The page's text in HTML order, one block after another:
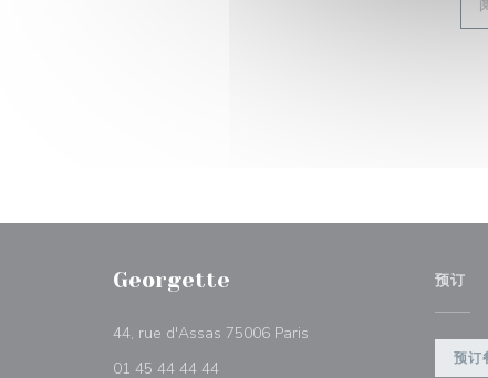
Georgette
44, rue d'Assas 75006 Paris
01 45 44 44 44
预订
预订